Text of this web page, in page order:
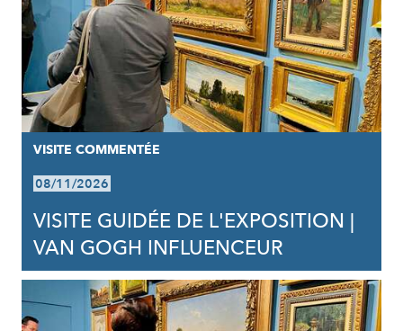
VISITE COMMENTÉE
08/11/2026
VISITE GUIDÉE DE L'EXPOSITION |
VAN GOGH INFLUENCEUR